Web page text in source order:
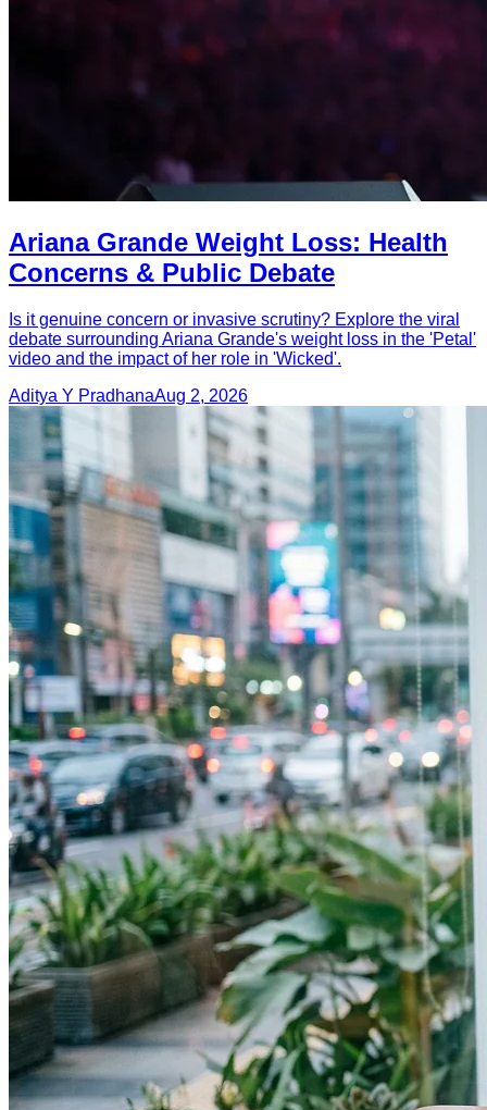
Ariana Grande Weight Loss: Health
Concerns & Public Debate
Is it genuine concern or invasive scrutiny? Explore the viral
debate surrounding Ariana Grande's weight loss in the 'Petal'
video and the impact of her role in 'Wicked'.
Aditya Y PradhanaAug 2, 2026